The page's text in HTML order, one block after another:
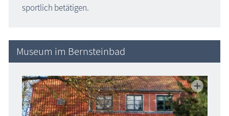
sportlich betätigen.
Museum im Bernsteinbad